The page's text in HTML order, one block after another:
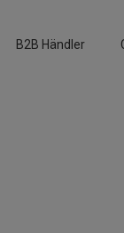
B2B Händler